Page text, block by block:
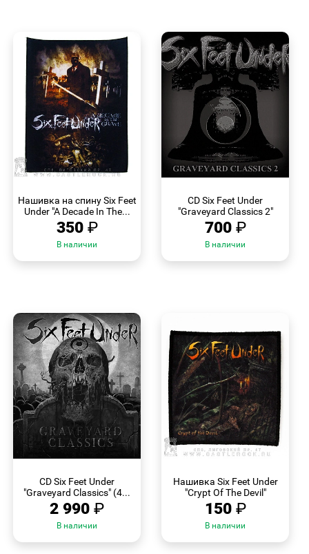
Нашивка на спину Six Feet
Under "A Decade In The...
350 ₽
В наличии
CD Six Feet Under
"Graveyard Classics 2"
700 ₽
В наличии
CD Six Feet Under
"Graveyard Classics" (4...
2 990 ₽
В наличии
Нашивка Six Feet Under
"Crypt Of The Devil"
150 ₽
В наличии